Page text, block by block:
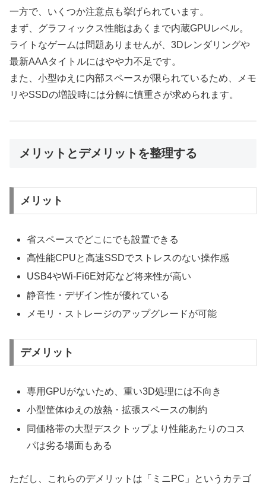
一方で、いくつか注意点も挙げられています。
まず、グラフィックス性能はあくまで内蔵GPUレベル。
ライトなゲームは問題ありませんが、3Dレンダリングや
最新AAAタイトルにはやや力不足です。
また、小型ゆえに内部スペースが限られているため、メモ
リやSSDの増設時には分解に慎重さが求められます。
メリットとデメリットを整理する
メリット
省スペースでどこにでも設置できる
高性能CPUと高速SSDでストレスのない操作感
USB4やWi-Fi6E対応など将来性が高い
静音性・デザイン性が優れている
メモリ・ストレージのアップグレードが可能
デメリット
専用GPUがないため、重い3D処理には不向き
小型筐体ゆえの放熱・拡張スペースの制約
同価格帯の大型デスクトップより性能あたりのコス
パは劣る場面もある
ただし、これらのデメリットは「ミニPC」というカテゴ